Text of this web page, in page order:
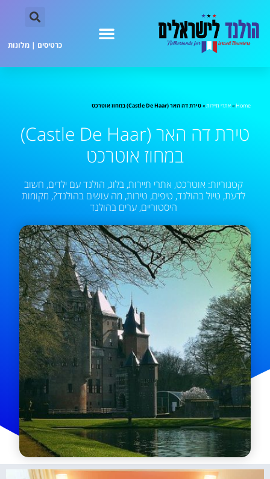
כרטיסים | מלונות
Home
»אתרי תיירות»טירת דה האר (Castle De Haar) במחוז אוטרכט
טירת דה האר (Castle De Haar)
במחוז אוטרכט
קטגוריות: אוטרכט, אתרי תיירות, בלוג, הולנד עם ילדים, חשוב
לדעת, טיול בהולנד, טיפים, טירות, מה עושים בהולנד?, מקומות
היסטוריים, ערים בהולנד